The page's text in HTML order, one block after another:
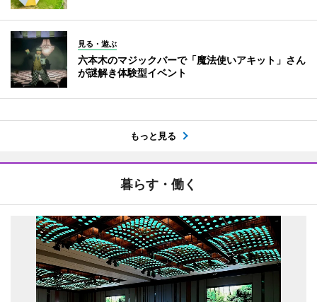
見る・遊ぶ
六本木のマジックバーで「魔法使いアキット」さん
が謎解き体験型イベント
もっと見る
暮らす・働く